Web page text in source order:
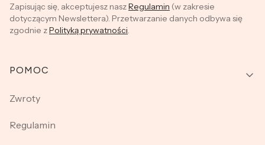
Zapisując się, akceptujesz naszRegulamin (w zakresie
dotyczącym Newslettera). Przetwarzanie danych odbywa się
zgodnie zPolityką prywatności.
Linki w stopce
POMOC
Zwroty
Regulamin